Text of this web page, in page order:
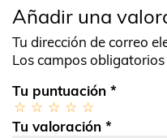
Añadir una
Tu dirección de correo
Los campos
Tu puntuación *
Tu valoración *